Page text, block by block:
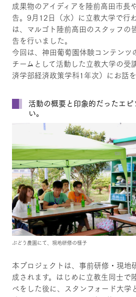
成果物のアイディアを陸前高田市長
告。9月12日（水）に立教大学で行
は、マルゴト陸前高田のスタッフの
告を行いました。
今回は、神田葡萄園体験コンテンツ
チームとして活動した立教大学の受
済学部経済政策学科1年次）にお話を
活動の概要と印象的だったエ
い。
ぶどう農園にて、現地研修の様子
本プロジェクトは、事前研修・現地
成されます。はじめに立教生同士で
べをした後に、スタンフォード大学